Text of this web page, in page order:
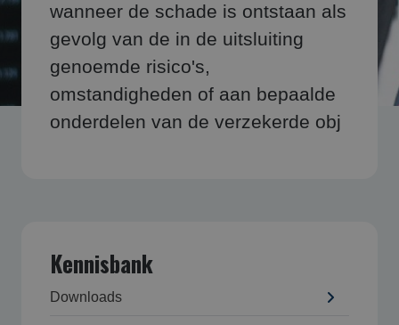
wanneer de schade is ontstaan als
gevolg van de in de uitsluiting
genoemde risico's,
omstandigheden of aan bepaalde
onderdelen van de verzekerde obj
Kennisbank
Downloads